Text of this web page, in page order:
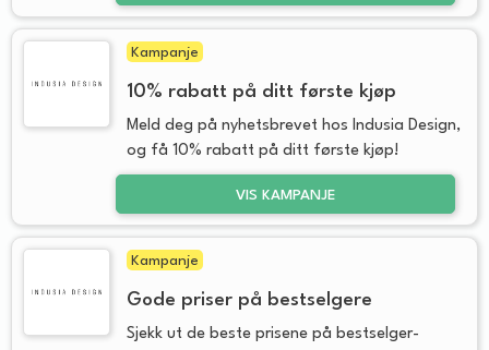
Kampanje
10% rabatt på ditt første kjøp
Meld deg på nyhetsbrevet hos Indusia Design,
og få 10% rabatt på ditt første kjøp!
VIS KAMPANJE
Kampanje
Gode priser på bestselgere
Sjekk ut de beste prisene på bestselger-